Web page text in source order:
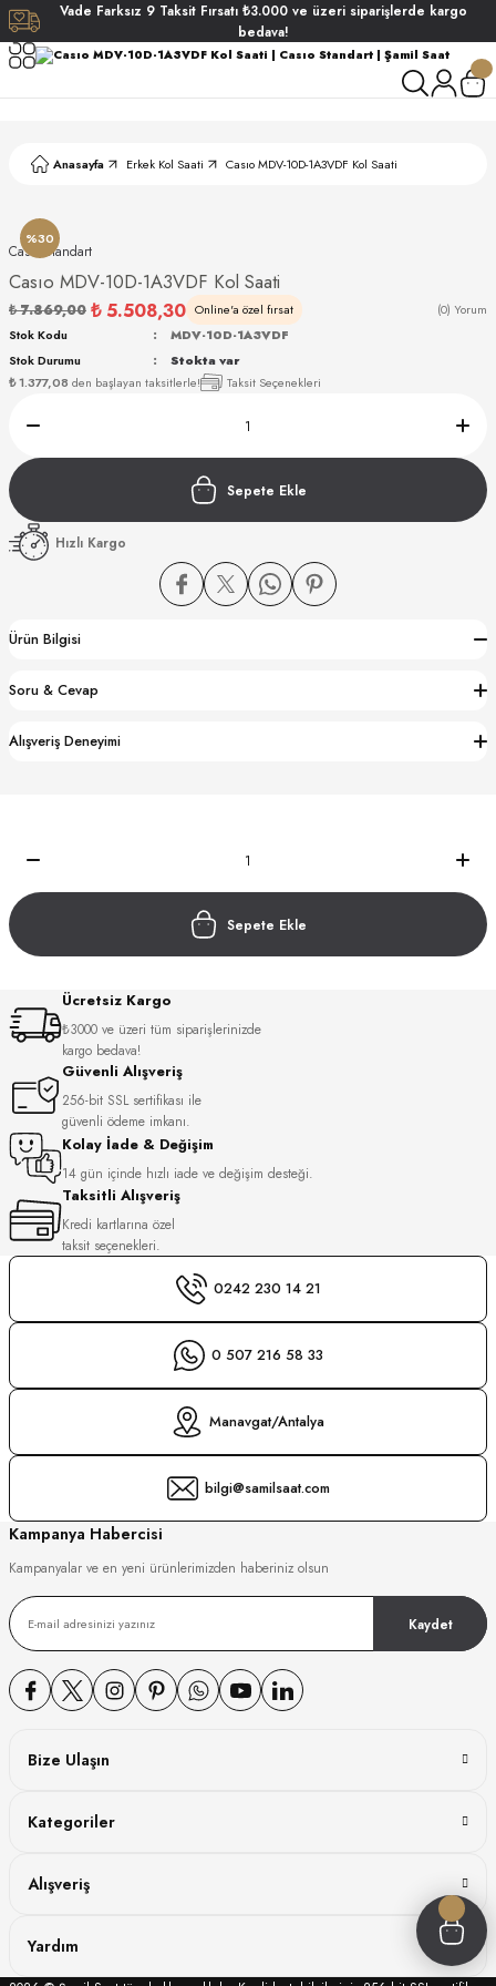
Vade Farksız 9 Taksit Fırsatı ₺3.000 ve üzeri siparişlerde kargo
bedava!
Anasayfa Erkek Kol Saati Casıo MDV-10D-1A3VDF Kol Saati
%30
Casıo Standart
Casıo MDV-10D-1A3VDF Kol Saati
₺ 7.869,00 ₺ 5.508,30 Online'a özel fırsat (0) Yorum
₺ 1.377,08 den başlayan taksitlerle! Taksit Seçenekleri
Stok Kodu
MDV-10D-1A3VDF
Stok Durumu
Stokta var
Sepete Ekle
Hızlı Kargo
Ürün Bilgisi
Soru & Cevap
Alışveriş Deneyimi
Sepete Ekle
Ücretsiz Kargo
₺3000 ve üzeri tüm siparişlerinizde
kargo bedava!
Güvenli Alışveriş
256-bit SSL sertifikası ile
güvenli ödeme imkanı.
Kolay İade & Değişim
14 gün içinde hızlı iade ve değişim desteği.
Taksitli Alışveriş
Kredi kartlarına özel
taksit seçenekleri.
0242 230 14 21
0 507 216 58 33
Manavgat/Antalya
bilgi@samilsaat.com
Kampanya Habercisi
Kampanyalar ve en yeni ürünlerimizden haberiniz olsun
Kaydet
Bize Ulaşın
Kategoriler
Alışveriş
Yardım
WATCH
WATCH